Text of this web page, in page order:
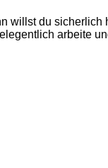
willst du sicherlich
arbeite